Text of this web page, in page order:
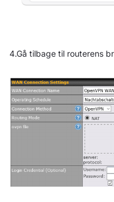
4.Gå tilbage til routerens